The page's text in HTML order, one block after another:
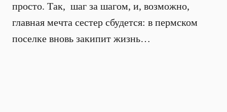
просто. Так, шаг за шагом, и, возможно,
главная мечта сестер сбудется: в пермском
поселке вновь закипит жизнь…